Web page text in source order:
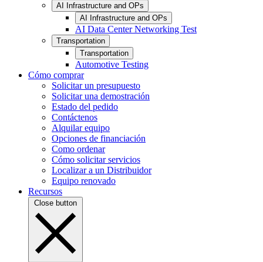
AI Infrastructure and OPs
AI Infrastructure and OPs
AI Data Center Networking Test
Transportation
Transportation
Automotive Testing
Cómo comprar
Solicitar un presupuesto
Solicitar una demostración
Estado del pedido
Contáctenos
Alquilar equipo
Opciones de financiación
Como ordenar
Cómo solicitar servicios
Localizar a un Distribuidor
Equipo renovado
Recursos
Close button